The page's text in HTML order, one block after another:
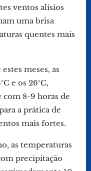
ventos alísios
uma brisa
quentes mais
meses, as
e os 26°C,
8-9 horas de
a prática de
mais fortes.
as temperaturas
precipitação